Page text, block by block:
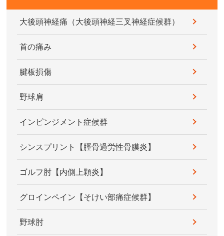
大後頭神経痛（大後頭神経三叉神経症候群）
首の痛み
腱板損傷
野球肩
インピンジメント症候群
シンスプリント【脛骨過労性骨膜炎】
ゴルフ肘【内側上顆炎】
グロインペイン【そけい部痛症候群】
野球肘